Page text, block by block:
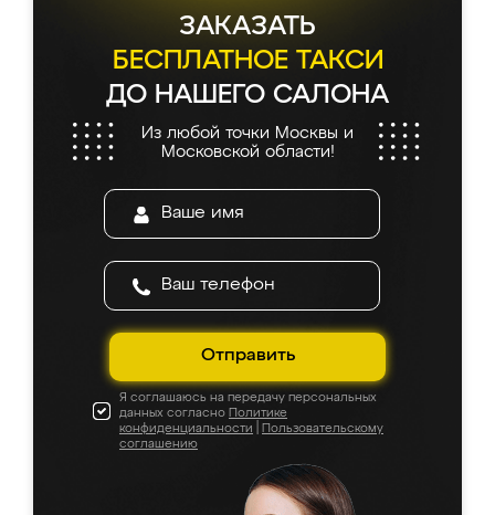
ЗАКАЗАТЬ
БЕСПЛАТНОЕ ТАКСИ
ДО НАШЕГО САЛОНА
Из любой точки Москвы и
Московской области!
Отправить
Я соглашаюсь на передачу персональных
данных согласно Политике
конфиденциальности
Пользовательскому
соглашению